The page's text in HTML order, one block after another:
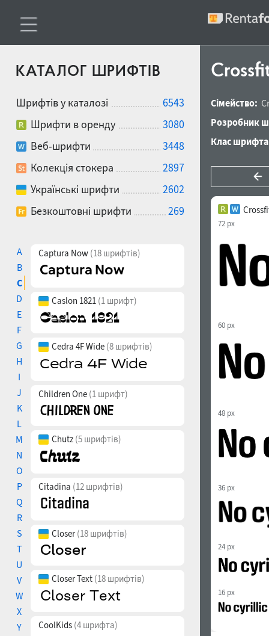
КАТАЛОГ ШРИФТІВ
Шрифтів у каталозі
6543
Шрифти в оренду
3080
Веб-шрифти
3448
Колекція стокера
2897
Українські шрифти
2602
Безкоштовні шрифти
269
A
B
C
D
E
F
G
H
I
J
K
L
M
N
O
P
Q
R
S
T
U
V
W
X
Y
Captura Now (18 шрифтів)
Caslon 1821 (1 шрифт)
Cedra 4F Wide (8 шрифтів)
Children One (1 шрифт)
Chutz (5 шрифтів)
Citadina (12 шрифтів)
Closer(18 шрифтів)
Closer Text (18 шрифтів)
CoolKids (4 шрифта)
Сімейство:
Розробник
Клас
72 px
60 px
48 px
36 px
24 px
16 px